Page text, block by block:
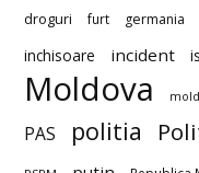
droguri furt germania
inchisoare incident
Moldova
PAS politia